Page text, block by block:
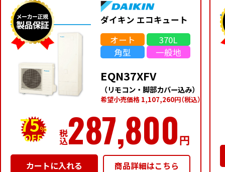
ダイキン エコキュート
オート
370L
角型
一般地
EQN37XFV
（リモコン・脚部カバー込み）
希望⼩売価格 1,107,260円（税込）
75%
OFF 税
込287,800円
商品詳細はこちら